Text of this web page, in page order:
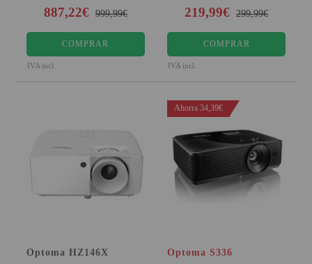
887,22€ 999,99€
COMPRAR
IVA incl.
219,99€ 299,99€
COMPRAR
IVA incl.
Optoma HZ146X
Ahorra 34,39€
Optoma S336